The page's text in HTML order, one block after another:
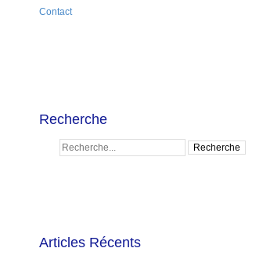
Contact
Recherche
Articles Récents